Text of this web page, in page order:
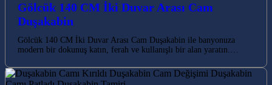
Gölcük 140 CM İki Duvar Arası Cam
Duşakabin
Gölcük 140 CM İki Duvar Arası Cam Duşakabin ile banyonuza
modern bir dokunuş katın, ferah ve kullanışlı bir alan yaratın.…